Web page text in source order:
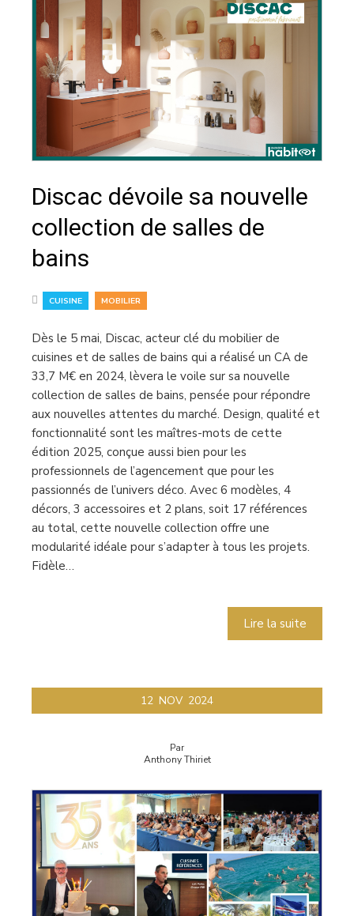
Discac dévoile sa nouvelle
collection de salles de
bains
CUISINE MOBILIER
Dès le 5 mai, Discac, acteur clé du mobilier de
cuisines et de salles de bains qui a réalisé un CA de
33,7 M€ en 2024, lèvera le voile sur sa nouvelle
collection de salles de bains, pensée pour répondre
aux nouvelles attentes du marché. Design, qualité et
fonctionnalité sont les maîtres-mots de cette
édition 2025, conçue aussi bien pour les
professionnels de l’agencement que pour les
passionnés de l’univers déco. Avec 6 modèles, 4
décors, 3 accessoires et 2 plans, soit 17 références
au total, cette nouvelle collection offre une
modularité idéale pour s’adapter à tous les projets.
Fidèle…
Lire la suite
12 NOV 2024
Par
Anthony Thiriet